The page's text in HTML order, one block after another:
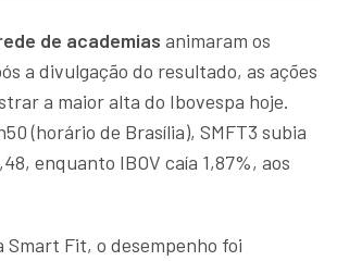
de academias animaram os
a divulgação do resultado, as ações
a maior alta do Ibovespa hoje.
(horário de Brasília), SMFT3 subia
enquanto IBOV caía 1,87%, aos
Smart Fit, o desempenho foi